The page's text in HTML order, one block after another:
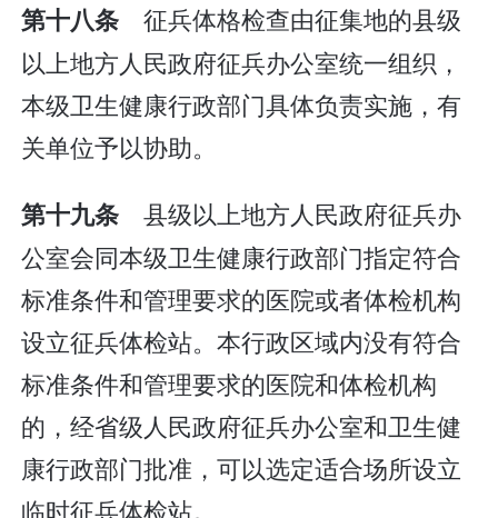
第十八条 征兵体格检查由征集地的县级
以上地方人民政府征兵办公室统一组织，
本级卫生健康行政部门具体负责实施，有
关单位予以协助。
第十九条 县级以上地方人民政府征兵办
公室会同本级卫生健康行政部门指定符合
标准条件和管理要求的医院或者体检机构
设立征兵体检站。本行政区域内没有符合
标准条件和管理要求的医院和体检机构
的，经省级人民政府征兵办公室和卫生健
康行政部门批准，可以选定适合场所设立
临时征兵体检站。